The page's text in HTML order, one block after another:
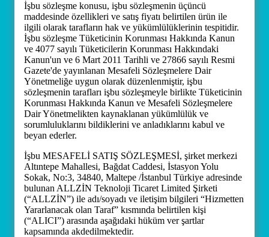
İşbu sözleşme konusu, işbu sözleşmenin üçüncü
maddesinde özellikleri ve satış fiyatı belirtilen ürün ile
ilgili olarak tarafların hak ve yükümlülüklerinin tespitidir.
İşbu sözleşme Tüketicinin Korunması Hakkında Kanun
ve 4077 sayılı Tüketicilerin Korunması Hakkındaki
Kanun'un ve 6 Mart 2011 Tarihli ve 27866 sayılı Resmi
Gazete'de yayınlanan Mesafeli Sözleşmelere Dair
Yönetmeliğe uygun olarak düzenlenmiştir, işbu
sözleşmenin tarafları işbu sözleşmeyle birlikte Tüketicinin
Korunması Hakkında Kanun ve Mesafeli Sözleşmelere
Dair Yönetmelikten kaynaklanan yükümlülük ve
sorumluluklarını bildiklerini ve anladıklarını kabul ve
beyan ederler.
İşbu MESAFELİ SATIŞ SÖZLEŞMESİ, şirket merkezi
Altıntepe Mahallesi, Bağdat Caddesi, İstasyon Yolu
Sokak, No:3, 34840, Maltepe /İstanbul Türkiye adresinde
bulunan ALLZİN Teknoloji Ticaret Limited Şirketi
(“ALLZİN”) ile adı/soyadı ve iletişim bilgileri “Hizmetten
Yararlanacak olan Taraf” kısmında belirtilen kişi
(“ALICI”) arasında aşağıdaki hüküm ver şartlar
kapsamında akdedilmektedir.